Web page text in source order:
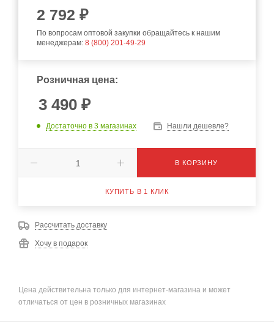
2 792 ₽
По вопросам оптовой закупки обращайтесь к нашим
менеджерам: 8 (800) 201-49-29
Розничная цена:
3 490 ₽
Достаточно в 3 магазинах Нашли дешевле?
В КОРЗИНУ
КУПИТЬ В 1 КЛИК
Рассчитать доставку
Хочу в подарок
Цена действительна только для интернет-магазина и может
отличаться от цен в розничных магазинах